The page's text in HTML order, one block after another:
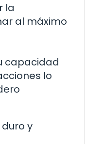
la
al máximo
capacidad
lo
y